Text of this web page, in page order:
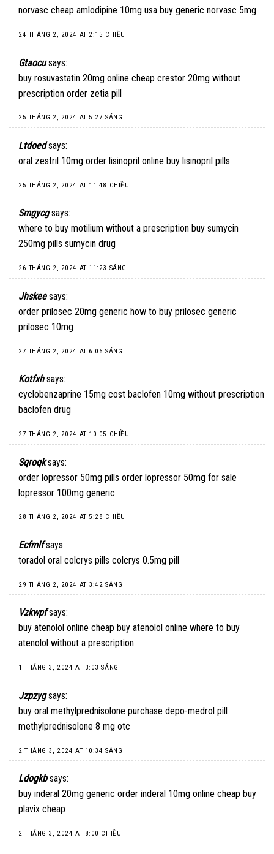
norvasc cheap amlodipine 10mg usa buy generic norvasc 5mg
24 THÁNG 2, 2024 AT 2:15 CHIỀU
Gtaocu says:
buy rosuvastatin 20mg online cheap crestor 20mg without
prescription order zetia pill
25 THÁNG 2, 2024 AT 5:27 SÁNG
Ltdoed says:
oral zestril 10mg order lisinopril online buy lisinopril pills
25 THÁNG 2, 2024 AT 11:48 CHIỀU
Smgycg says:
where to buy motilium without a prescription buy sumycin
250mg pills sumycin drug
26 THÁNG 2, 2024 AT 11:23 SÁNG
Jhskee says:
order prilosec 20mg generic how to buy prilosec generic
prilosec 10mg
27 THÁNG 2, 2024 AT 6:06 SÁNG
Kotfxh says:
cyclobenzaprine 15mg cost baclofen 10mg without prescription
baclofen drug
27 THÁNG 2, 2024 AT 10:05 CHIỀU
Sqroqk says:
order lopressor 50mg pills order lopressor 50mg for sale
lopressor 100mg generic
28 THÁNG 2, 2024 AT 5:28 CHIỀU
Ecfmlf says:
toradol oral colcrys pills colcrys 0.5mg pill
29 THÁNG 2, 2024 AT 3:42 SÁNG
Vzkwpf says:
buy atenolol online cheap buy atenolol online where to buy
atenolol without a prescription
1 THÁNG 3, 2024 AT 3:03 SÁNG
Jzpzyg says:
buy oral methylprednisolone purchase depo-medrol pill
methylprednisolone 8 mg otc
2 THÁNG 3, 2024 AT 10:34 SÁNG
Ldogkb says:
buy inderal 20mg generic order inderal 10mg online cheap buy
plavix cheap
2 THÁNG 3, 2024 AT 8:00 CHIỀU